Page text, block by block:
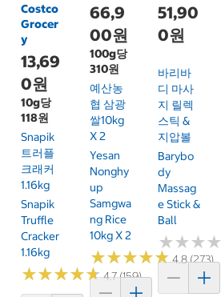
Costco
Grocer
y
13,69
0원
10g당
118원
Snapik
트러플
크래커
1.16kg
Snapik
Truffle
Cracker
1.16kg
★★★★★
★★★★★4.7 (159)
66,9
00원
100g당
310원
예산농
협 삼광
쌀10kg
X 2
Yesan
Nonghy
Up
Samgwa
Ng Rice
10kg X 2
★★★★★
★★★★★4.8 (273)
51,90
0원
바리바
디 마사
지 릴렉
스틱 &
지압볼
Barybo
Dy
Massag
E Stick &
Ball
★★★★
★★★★